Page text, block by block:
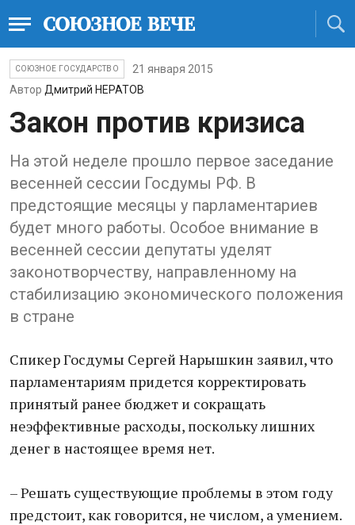
СОЮЗНОЕ ГОСУДАРСТВО
21 января 2015
Автор Дмитрий НЕРАТОВ
Закон против кризиса
На этой неделе прошло первое заседание
весенней сессии Госдумы РФ. В
предстоящие месяцы у парламентариев
будет много работы. Особое внимание в
весенней сессии депутаты уделят
законотворчеству, направленному на
стабилизацию экономического положения
в стране
Спикер Госдумы Сергей Нарышкин заявил, что
парламентариям придется корректировать
принятый ранее бюджет и сокращать
неэффективные расходы, поскольку лишних
денег в настоящее время нет.
– Решать существующие проблемы в этом году
предстоит, как говорится, не числом, а умением.